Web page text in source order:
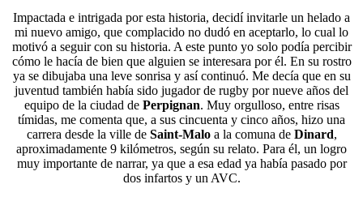
Impactada e intrigada por esta historia, decidí invitarle un helado a
mi nuevo amigo, que complacido no dudó en aceptarlo, lo cual lo
motivó a seguir con su historia. A este punto yo solo podía percibir
cómo le hacía de bien que alguien se interesara por él. En su rostro
ya se dibujaba una leve sonrisa y así continuó. Me decía que en su
juventud también había sido jugador de rugby por nueve años del
equipo de la ciudad de Perpignan. Muy orgulloso, entre risas
tímidas, me comenta que, a sus cincuenta y cinco años, hizo una
carrera desde la ville de Saint-Maloa la comuna de Dinard,
aproximadamente 9 kilómetros, según su relato. Para él, un logro
muy importante de narrar, ya que a esa edad ya había pasado por
dos infartos y un AVC.